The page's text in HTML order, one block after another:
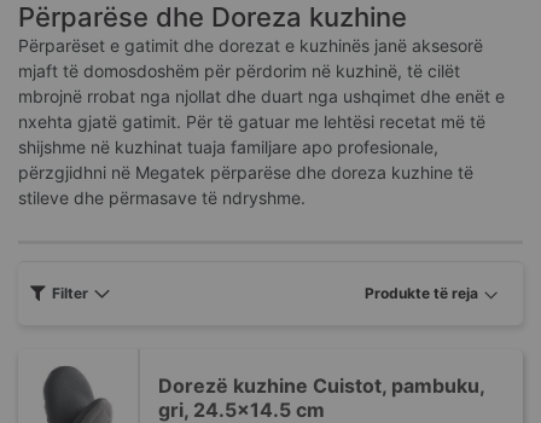
Përparëse dhe Doreza kuzhine
Përparëset e gatimit dhe dorezat e kuzhinës janë aksesorë
mjaft të domosdoshëm për përdorim në kuzhinë, të cilët
mbrojnë rrobat nga njollat dhe duart nga ushqimet dhe enët e
nxehta gjatë gatimit. Për të gatuar me lehtësi recetat më të
shijshme në kuzhinat tuaja familjare apo profesionale,
përzgjidhni në Megatek përparëse dhe doreza kuzhine të
stileve dhe përmasave të ndryshme.
Dorezë kuzhine Cuistot, pambuku,
gri, 24.5x14.5 cm
Filter